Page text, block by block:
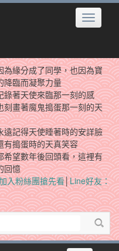
Toggle
為緣分成了同學，也因為寶
降臨而凝聚力量
錄著天使來臨那一刻的感
刻畫著魔鬼搗蛋那一刻的天
遠記得天使睡著時的安詳臉
有搗蛋時的天真笑容
希望數年後回頭看，這裡有
回憶
入粉絲團搶先看│Line好友：